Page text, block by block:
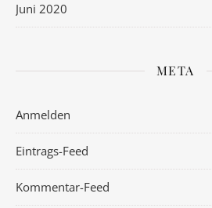
Juni 2020
META
Anmelden
Eintrags-Feed
Kommentar-Feed